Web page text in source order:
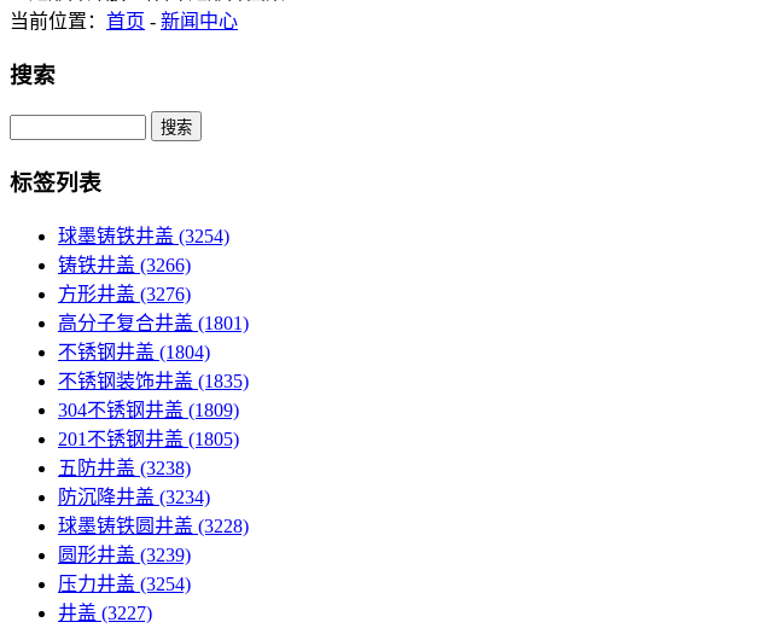
当前位置： 首页 - 新闻中心
搜索
Search
标签列表
球墨铸铁井盖 (3254)
铸铁井盖 (3266)
方形井盖 (3276)
高分子复合井盖 (1801)
不锈钢井盖 (1804)
不锈钢装饰井盖 (1835)
304不锈钢井盖 (1809)
201不锈钢井盖 (1805)
五防井盖 (3238)
防沉降井盖 (3234)
球墨铸铁圆井盖 (3228)
圆形井盖 (3239)
压力井盖 (3254)
井盖 (3227)